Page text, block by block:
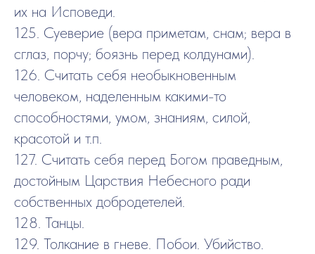
их на Исповеди.
125. Суеверие (вера приметам, снам; вера в
сглаз, порчу; боязнь перед колдунами).
126. Считать себя необыкновенным
человеком, наделенным какими-то
способностями, умом, знаниям, силой,
красотой и т.п.
127. Считать себя перед Богом праведным,
достойным Царствия Небесного ради
собственных добродетелей.
128. Танцы.
129. Толкание в гневе. Побои. Убийство.